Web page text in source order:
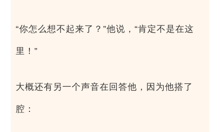
“你怎么想不起来了？”他说，“肯定不是在这
里！”
大概还有另一个声音在回答他，因为他搭了
腔：